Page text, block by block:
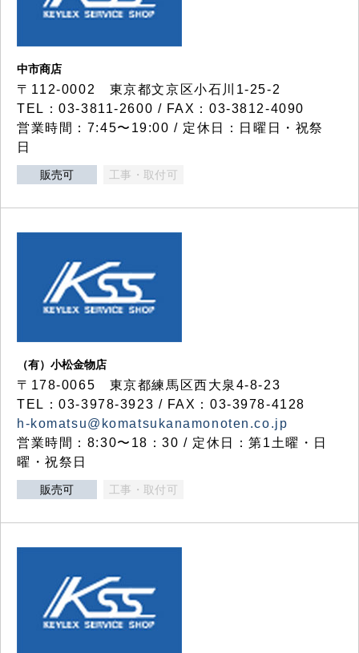
中市商店
〒112-0002 東京都文京区小石川1-25-2
TEL：03-3811-2600 / FAX：03-3812-4090
営業時間：7:45〜19:00 / 定休日：日曜日・祝祭
日
販売可 工事・取付可
（有）小松金物店
〒178-0065 東京都練馬区西大泉4-8-23
TEL：03-3978-3923 / FAX：03-3978-4128
h-komatsu@komatsukanamonoten.co.jp
営業時間：8:30〜18：30 / 定休日：第1土曜・日
曜・祝祭日
販売可 工事・取付可